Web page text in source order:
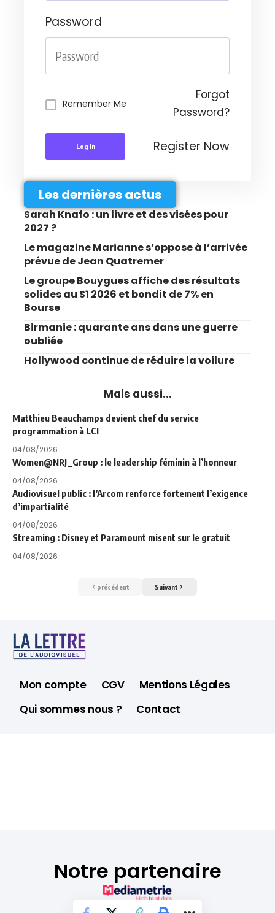
Password
Remember Me
Forgot
Password?
Log In Register Now
Les dernières actus
Sarah Knafo : un livre et des visées pour
2027 ?
Le magazine Marianne s’oppose à l’arrivée
prévue de Jean Quatremer
Le groupe Bouygues affiche des résultats
solides au S1 2026 et bondit de 7% en
Bourse
Birmanie : quarante ans dans une guerre
oubliée
Hollywood continue de réduire la voilure
Mais aussi...
Matthieu Beauchamps devient chef du service
programmation à LCI
04/08/2026
Women@NRJ_Group : le leadership féminin à l’honneur
04/08/2026
Audiovisuel public : l’Arcom renforce fortement l’exigence
d’impartialité
04/08/2026
Streaming : Disney et Paramount misent sur le gratuit
04/08/2026
précédent Suivant
Mon compte CGV
Mentions Légales
Qui sommes nous ?
Contact
Notre partenaire